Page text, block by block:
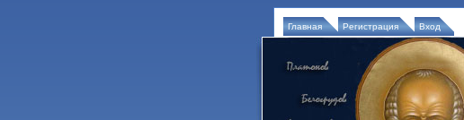
Главная Регистрация Вход